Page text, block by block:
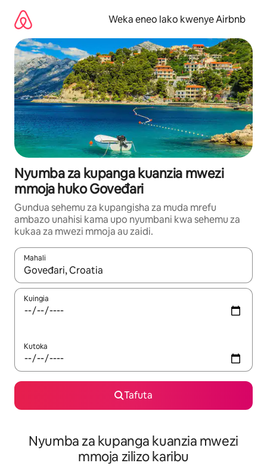
kwenda
kwenye
maudhui
Weka eneo lako kwenye Airbnb
Nyumba za kupanga kuanzia mwezi
mmoja huko Goveđari
Gundua sehemu za kupangisha za muda mrefu
ambazo unahisi kama upo nyumbani kwa sehemu za
kukaa za mwezi mmoja au zaidi.
Mahali
Wakati matokeo yanapatikana, vinjari kwa kutumia vitufe vya
Kuingia
Kutoka
Tafuta
Nyumba za kupanga kuanzia mwezi
mmoja zilizo karibu